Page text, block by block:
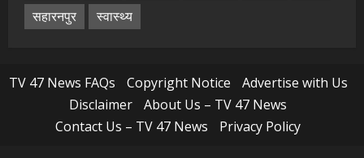
सहारनपुर
स्वास्थ्य
TV 47 News FAQs Copyright Notice
Advertise with Us
Disclaimer
About Us – TV 47 News
Contact Us – TV 47 News
Privacy Policy